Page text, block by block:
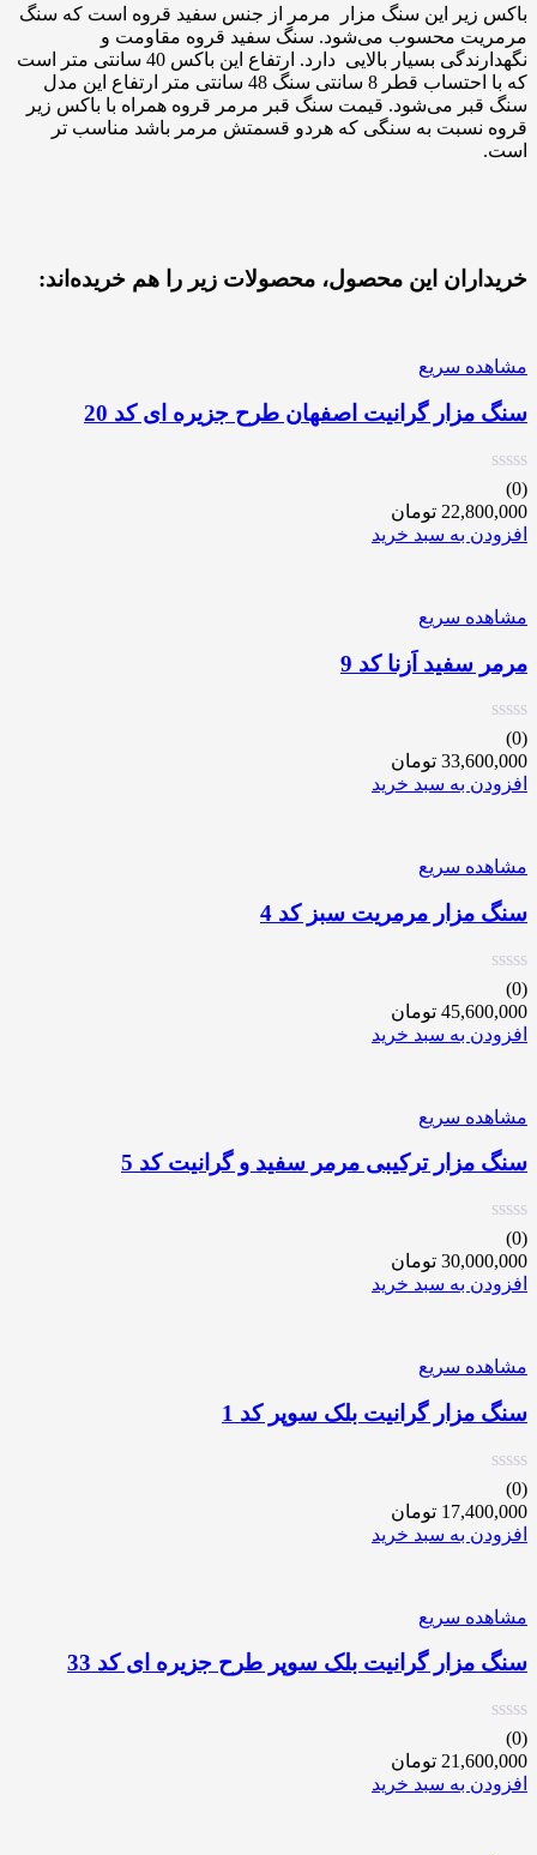
باکس زیر این سنگ مزار مرمر از جنس سفید قروه است که سنگ
مرمریت محسوب می‌شود. سنگ سفید قروه مقاومت و
نگهدارندگی بسیار بالایی دارد. ارتفاع این باکس 40 سانتی متر است
که با احتساب قطر 8 سانتی سنگ 48 سانتی متر ارتفاع این مدل
سنگ قبر می‌شود. قیمت سنگ قبر مرمر قروه همراه با باکس زیر
قروه نسبت به سنگی که هردو قسمتش مرمر باشد مناسب تر
است.
خریداران این محصول، محصولات زیر را هم خریده‌اند:
مشاهده سریع
سنگ مزار گرانیت اصفهان طرح جزیره ای کد 20
(0)
22,800,000 تومان
افزودن به سبد خرید
مشاهده سریع
مرمر سفید اَزنا کد 9
(0)
33,600,000 تومان
افزودن به سبد خرید
مشاهده سریع
سنگ مزار مرمریت سبز کد 4
(0)
45,600,000 تومان
افزودن به سبد خرید
مشاهده سریع
سنگ مزار ترکیبی مرمر سفید و گرانیت کد 5
(0)
30,000,000 تومان
افزودن به سبد خرید
مشاهده سریع
سنگ مزار گرانیت بلک سوپر کد 1
(0)
17,400,000 تومان
افزودن به سبد خرید
مشاهده سریع
سنگ مزار گرانیت بلک سوپر طرح جزیره ای کد 33
(0)
21,600,000 تومان
افزودن به سبد خرید